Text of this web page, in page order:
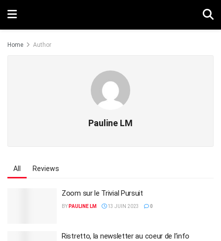
Home Author
Pauline LM
All Reviews
Zoom sur le Trivial Pursuit
BY PAULINE LM 13 JUIN 2023 0
Ristretto, la newsletter au coeur de l’info